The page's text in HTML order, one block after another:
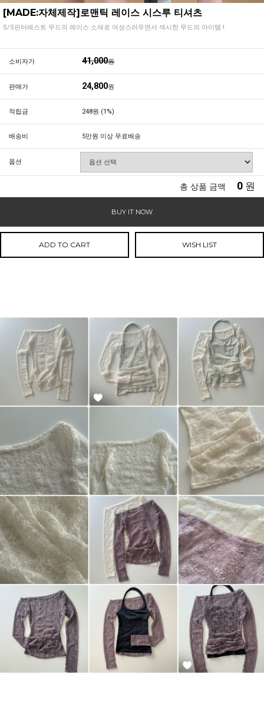
[MADE:자체제작]로맨틱 레이스 시스루 티셔츠
S/S핀터레스트 무드의 레이스 소재로 여성스러우면서 섹시한 무드의 아이템 !
소비자가 41,000원
판매가 24,800원
적립금 248원 (1%)
배송비 5만원 이상 무료배송
옵션
총 상품 금액 0 원
BUY IT NOW
ADD TO CART WISH LIST